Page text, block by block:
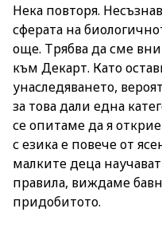
Нека повторя.
сферата на
още. Трябва да сме
към Декарт. Като
унаследяването,
за това дали една
се опитаме да я
с езика е повече от
малките деца
правила, виждаме
придобитото.